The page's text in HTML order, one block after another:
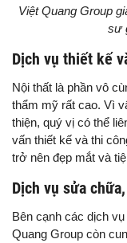
Việt Quang Group
sư
Dịch vụ thiết kế
Nội thất là phần vô
thẩm mỹ rất cao. Vì
thiện, quý vị có thể
vấn thiết kế và thi
trở nên đẹp mắt và
Dịch vụ sửa
Bên cạnh các dịch
Quang Group còn